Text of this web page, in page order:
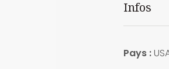
Infos
Pays :